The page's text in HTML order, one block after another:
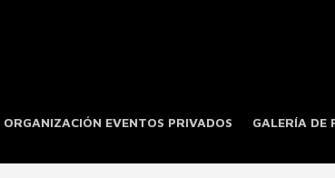
ORGANIZACIÓN EVENTOS PRIVADOS GALERÍA DE